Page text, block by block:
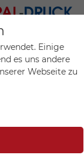
Fr. 09:00-17:00
+49 (0)711 55 75 25
Einige
es uns andere
Webseite zu